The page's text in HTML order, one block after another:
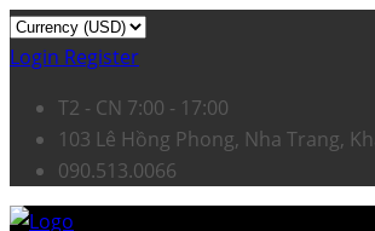
Login Register
T2 - CN 7:00 - 17:00
103 Lê Hồng Phong, Nha Trang,
090.513.0066